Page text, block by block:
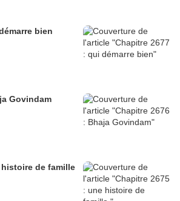
bien
Govindam
de famille